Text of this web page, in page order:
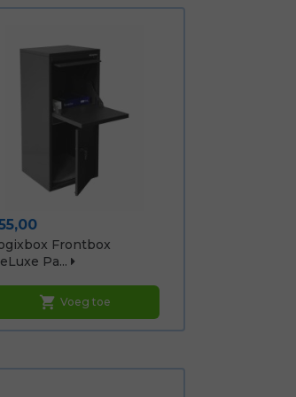
Frontbox
Pa...
shopping_cart Voeg toe